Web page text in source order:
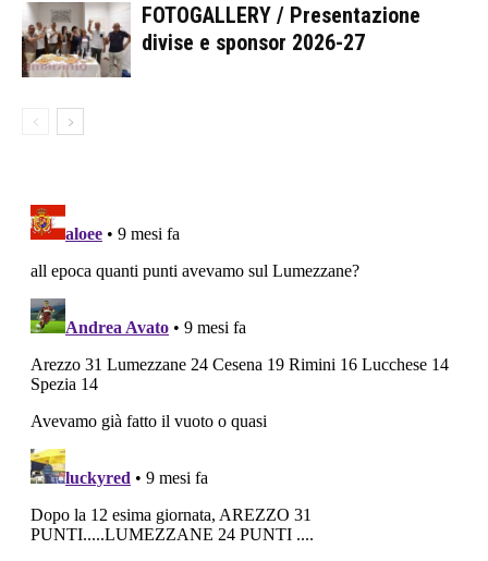
FOTOGALLERY / Presentazione
divise e sponsor 2026-27